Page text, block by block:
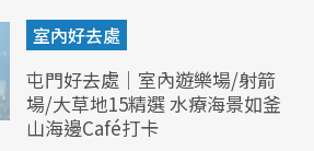
室內好去處
屯門好去處｜室內遊樂場/射箭
場/大草地15精選 水療海景如釜
山海邊Café打卡